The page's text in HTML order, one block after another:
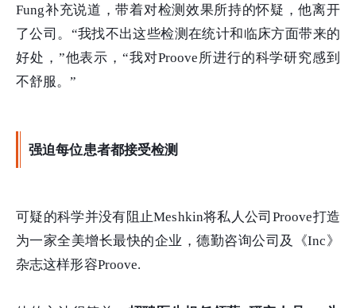
Fung补充说道，带着对检测效果所持的怀疑，他离开
了公司。“我找不出这些检测在统计和临床方面带来的
好处，”他表示，“我对Proove所进行的科学研究感到
不舒服。”
强迫每位患者都接受检测
可疑的科学并没有阻止Meshkin将私人公司Proove打造
为一家全美增长最快的企业，德勤咨询公司及《Inc》
杂志这样形容Proove.